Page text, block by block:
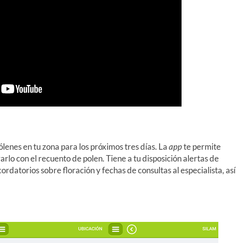
en tu zona para los próximos tres días. Laappte permite
con el recuento de polen. Tiene a tu disposición alertas de
sobre floración y fechas de consultas al especialista, así